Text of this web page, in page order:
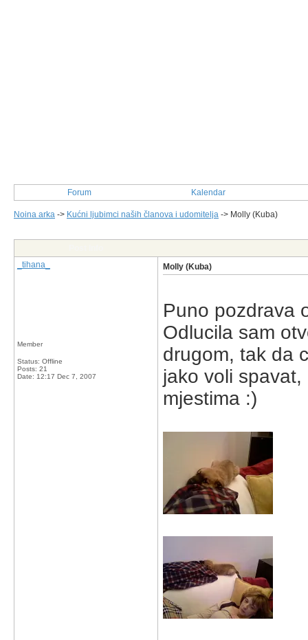
Forum Kalendar
Noina arka -> Kućni ljubimci naših članova i udomitelja -> Molly (Kuba)
_tihana_
Member
Status: Offline
Posts: 21
Date: 12:17 Dec 7, 2007
Molly (Kuba)
Puno pozdrava
Odlucila sam
drugom, tak da
jako voli
mjestima :)